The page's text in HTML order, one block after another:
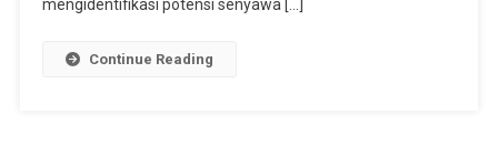
mengidentifikasi potensi senyawa […]
Continue Reading